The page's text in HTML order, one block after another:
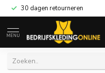
30 dagen retourneren
MENU